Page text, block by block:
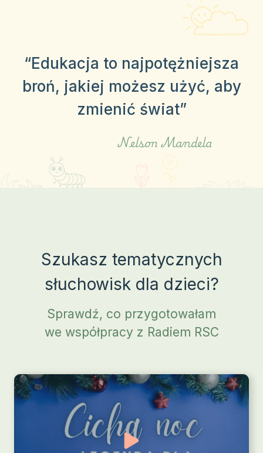
“Edukacja to najpotężniejsza
broń, jakiej możesz użyć, aby
zmienić świat”
Nelson Mandela
Szukasz tematycznych
słuchowisk dla dzieci?
Sprawdź, co przygotowałam
we współpracy z Radiem RSC